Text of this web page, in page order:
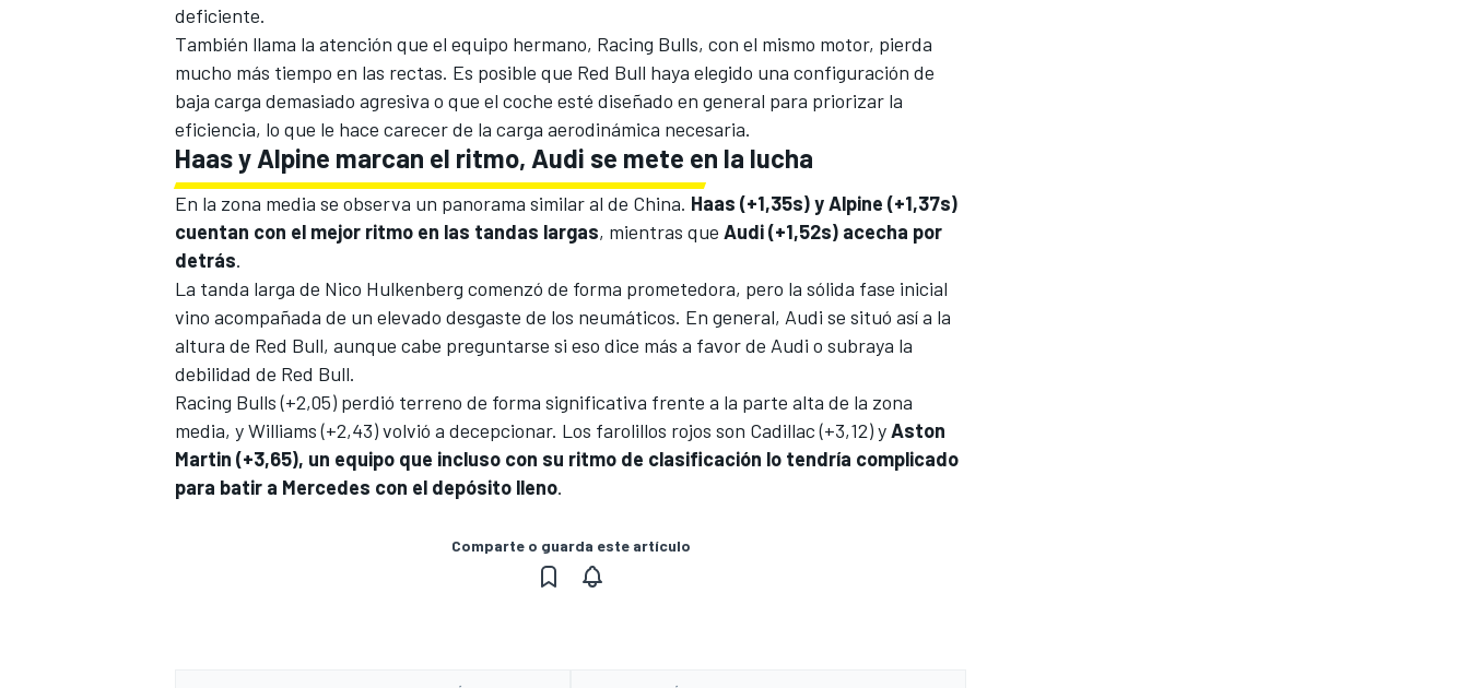
deficiente.
También llama la atención que el equipo hermano, Racing Bulls, con el mismo motor, pierda
mucho más tiempo en las rectas. Es posible que Red Bull haya elegido una configuración de
baja carga demasiado agresiva o que el coche esté diseñado en general para priorizar la
eficiencia, lo que le hace carecer de la carga aerodinámica necesaria.
Haas y Alpine marcan el ritmo, Audi se mete en la lucha
En la zona media se observa un panorama similar al de China. Haas (+1,35s) y Alpine (+1,37s)
cuentan con el mejor ritmo en las tandas largas, mientras que Audi(+1,52s) acecha por
detrás.
La tanda larga de Nico Hulkenberg comenzó de forma prometedora, pero la sólida fase inicial
vino acompañada de un elevado desgaste de los neumáticos. En general, Audi se situó así a la
altura de Red Bull, aunque cabe preguntarse si eso dice más a favor de Audi o subraya la
debilidad de Red Bull.
Racing Bulls (+2,05) perdió terreno de forma significativa frente a la parte alta de la zona
media, yWilliams(+2,43) volvió a decepcionar. Los farolillos rojos son Cadillac(+3,12) yAston
Martin (+3,65), un equipo que incluso con su ritmo de clasificación lo tendría complicado
para batir a Mercedes con el depósito lleno.
Comparte o guarda este artículo